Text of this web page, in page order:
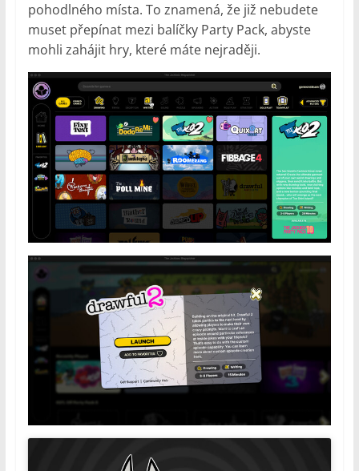
pohodlného místa. To znamená, že již nebudete
muset přepínat mezi balíčky Party Pack, abyste
mohli zahájit hry, které máte nejraději.